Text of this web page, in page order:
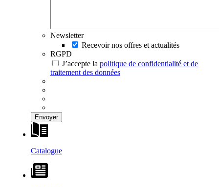
Newsletter
Recevoir nos offres et actualités
RGPD
J’accepte la politique de confidentialité et de
traitement des données
Catalogue